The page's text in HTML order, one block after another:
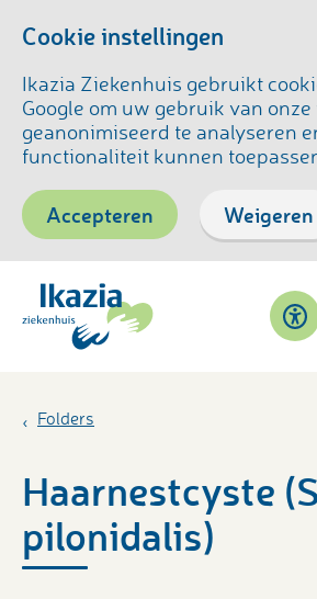
Cookie instellingen
Ikazia Ziekenhuis gebruikt
Google om uw gebruik van
geanonimiseerd te analyseren
functionaliteit kunnen
Accepteren Weigeren
Folders
Haarnestcyste
pilonidalis)